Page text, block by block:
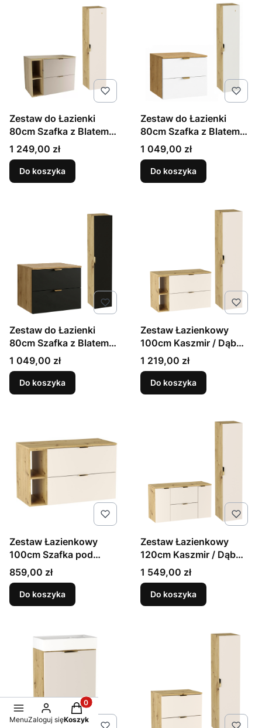
Zestaw do Łazienki
80cm Szafka z Blatem
Regał Słupek Dąb
Artisan / Kaszmir Orio
Cena
1 249,00 zł
Do koszyka
Zestaw do Łazienki
80cm Szafka z Blatem
Słupek Dąb Artisan /
Biały Orio
Cena
1 049,00 zł
Do koszyka
Zestaw do Łazienki
80cm Szafka z Blatem
Słupek Dąb Artisan /
Czarny Orio
Cena
1 049,00 zł
Do koszyka
Zestaw Łazienkowy
100cm Kaszmir / Dąb
Orzech Szafka z Blatem i
Regałem + Słupek Orio
Cena
1 219,00 zł
Do koszyka
Zestaw Łazienkowy
100cm Szafka pod
Umywalkę z Blatem i
Regałem Kaszmir /
Orzech
Cena
859,00 zł
Do koszyka
Zestaw Łazienkowy
120cm Kaszmir / Dąb
Orzech Szafka z Blatem
+ Słupek Orio
Cena
1 549,00 zł
Do koszyka
MenuZaloguj się
Produkty w koszyku: 0. Zobacz szczegóły
Koszyk